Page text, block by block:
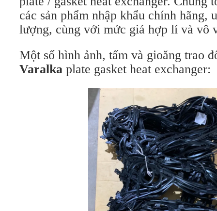
các sản phẩm nhập khẩu chính hãng,
lượng, cùng với mức giá hợp lí và vô
Một số hình ảnh, tấm và gioăng trao
Varalka plate gasket heat exchanger: